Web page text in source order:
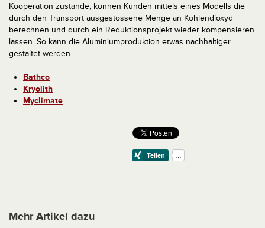
Kooperation zustande, können Kunden mittels eines Modells die
durch den Transport ausgestossene Menge an Kohlendioxyd
berechnen und durch ein Reduktionsprojekt wieder kompensieren
lassen. So kann die Aluminiumproduktion etwas nachhaltiger
gestaltet werden.
Bathco
Kryolith
Myclimate
Mehr Artikel dazu